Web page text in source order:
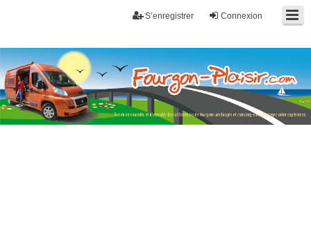
Connexion
S’enregistrer
Fourgon-plaisir.com
Forum de conseils et d'entraide des utilisateurs de fourgons, fourgons
aménagés, vans et de camping-car. Partagez votre expérience.